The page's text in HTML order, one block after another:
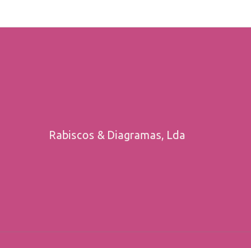
Rabiscos & Diagramas, Lda